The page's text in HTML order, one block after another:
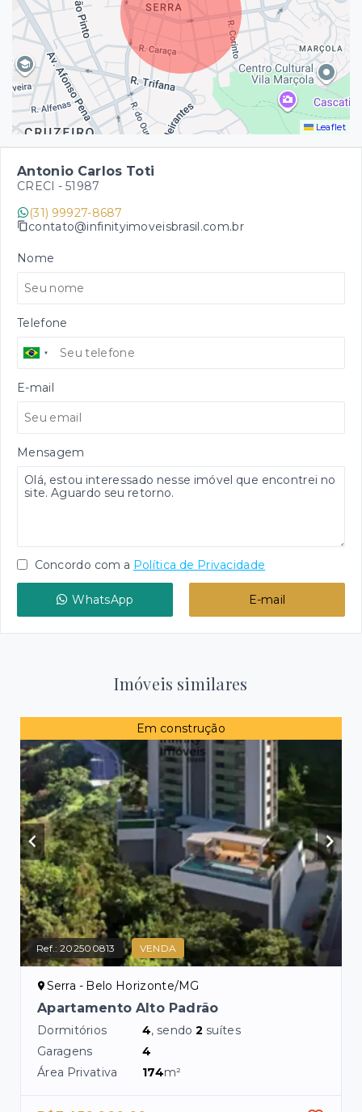
Leaflet
Antonio Carlos Toti
CRECI - 51987
(31) 99927-8687
contato@infinityimoveisbrasil.com.br
Nome
Telefone
E-mail
Mensagem
Concordo com a Política de Privacidade
WhatsApp E-mail
Imóveis similares
Em construção
Ref.:202500813 VENDA
Serra - Belo Horizonte/MG
Apartamento Alto Padrão
Dormitórios 4, sendo2 suítes
Garagens
4
Área Privativa
174m²